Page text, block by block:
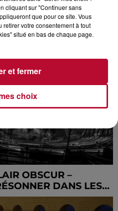
RÉGIMES
AUX
OBSCUR –
DANS LES...
cliquant sur "Continuer sans
que pour ce site. Vous
retirer votre consentement à tout
situé en bas de chaque page.
choix
et fermer